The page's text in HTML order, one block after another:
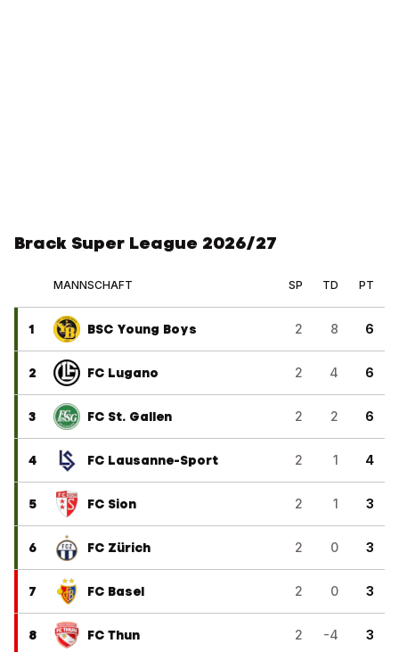
Brack Super League 2026/27
MANNSCHAFT SP TD PT
1 BSC Young Boys 2 8 6
2 FC Lugano 2 4 6
3 FC St. Gallen 2 2 6
4 FC Lausanne-Sport 2 1 4
5 FC Sion 2 1 3
6 FC Zürich 2 0 3
7 FC Basel 2 0 3
8 FC Thun 2 -4 3